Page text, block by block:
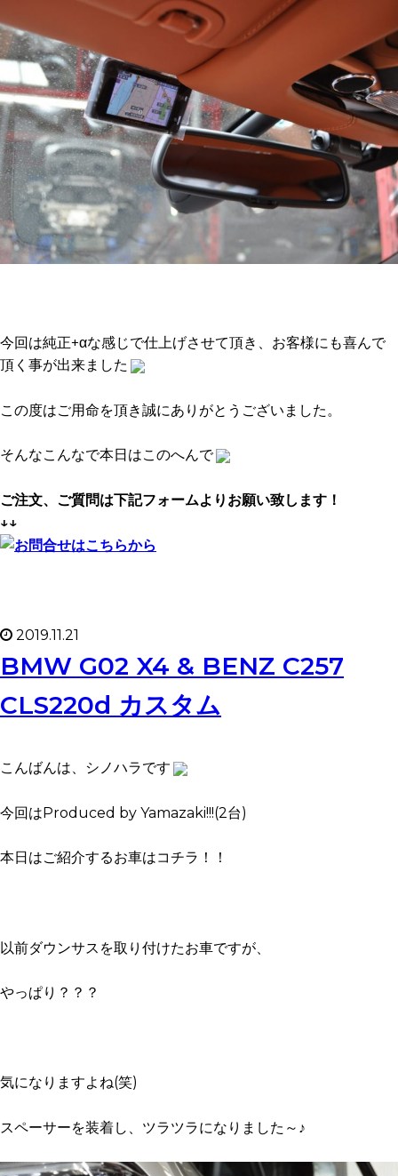
今回は純正+αな感じで仕上げさせて頂き、お客様にも喜んで
頂く事が出来ました
この度はご用命を頂き誠にありがとうございました。
そんなこんなで本日はこのへんで
ご注文、ご質問は下記フォームよりお願い致します！
↓↓
2019.11.21
BMW G02 X4 & BENZ C257
CLS220d カスタム
こんばんは、シノハラです
今回はProduced by Yamazaki!!!(2台)
本日はご紹介するお車はコチラ！！
以前ダウンサスを取り付けたお車ですが、
やっぱり？？？
気になりますよね(笑)
スペーサーを装着し、ツラツラになりました～♪